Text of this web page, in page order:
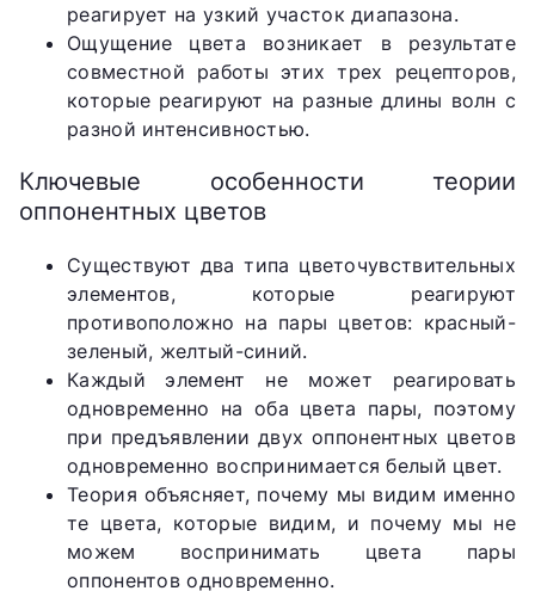
реагирует на узкий участок диапазона.
Ощущение цвета возникает в результате
совместной работы этих трех рецепторов,
которые реагируют на разные длины волн с
разной интенсивностью.
Ключевые особенности теории
оппонентных цветов
Существуют два типа цветочувствительных
элементов, которые реагируют
противоположно на пары цветов: красный-
зеленый, желтый-синий.
Каждый элемент не может реагировать
одновременно на оба цвета пары, поэтому
при предъявлении двух оппонентных цветов
одновременно воспринимается белый цвет.
Теория объясняет, почему мы видим именно
те цвета, которые видим, и почему мы не
можем воспринимать цвета пары
оппонентов одновременно.